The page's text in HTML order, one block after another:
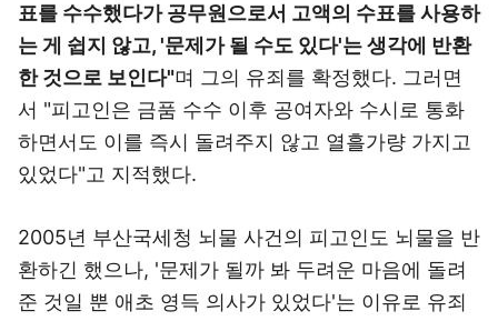
표를 수수했다가 공무원으로서 고액의 수표를 사용하
는 게 쉽지 않고, '문제가 될 수도 있다'는 생각에 반환
한 것으로 보인다"며 그의 유죄를 확정했다. 그러면
서 "피고인은 금품 수수 이후 공여자와 수시로 통화
하면서도 이를 즉시 돌려주지 않고 열흘가량 가지고
있었다"고 지적했다.
2005년 부산국세청 뇌물 사건의 피고인도 뇌물을 반
환하긴 했으나, '문제가 될까 봐 두려운 마음에 돌려
준 것일 뿐 애초 영득 의사가 있었다'는 이유로 유죄